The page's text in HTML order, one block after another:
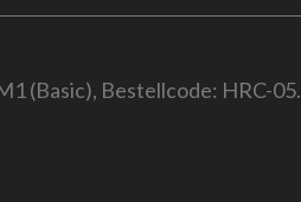
(Basic), Bestellcode: HRC-05.